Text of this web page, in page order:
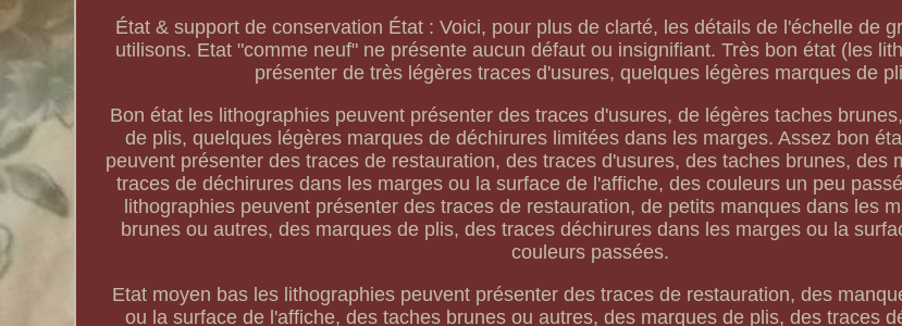
État & support de conservation État : Voici, pour plus de clarté, les détails de l'échelle de
utilisons. Etat "comme neuf" ne présente aucun défaut ou insignifiant. Très bon état (les
présenter de très légères traces d'usures, quelques légères marques de
Bon état les lithographies peuvent présenter des traces d'usures, de légères taches
de plis, quelques légères marques de déchirures limitées dans les marges. Assez bon
peuvent présenter des traces de restauration, des traces d'usures, des taches brunes, des
traces de déchirures dans les marges ou la surface de l'affiche, des couleurs un peu
lithographies peuvent présenter des traces de restauration, de petits manques dans les
brunes ou autres, des marques de plis, des traces déchirures dans les marges ou la
couleurs passées.
Etat moyen bas les lithographies peuvent présenter des traces de restauration, des
ou la surface de l'affiche, des taches brunes ou autres, des marques de plis, des traces